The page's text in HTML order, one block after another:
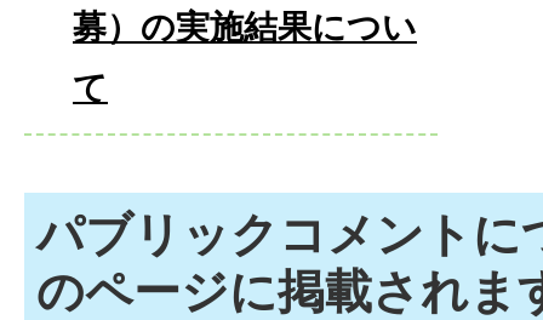
募）の実施結果につい
て
パブリックコメントに
のページに掲載されま